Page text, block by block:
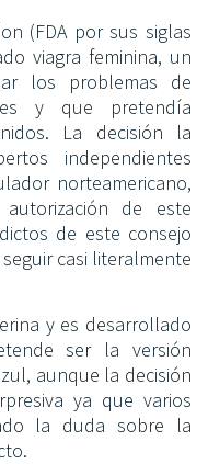
(FDA por sus siglas
viagra feminina, un
los problemas de
y que pretendía
La decisión la
independientes
norteamericano,
de este
de este consejo
casi literalmente
y es desarrollado
ser la versión
aunque la decisión
ya que varios
la duda sobre la